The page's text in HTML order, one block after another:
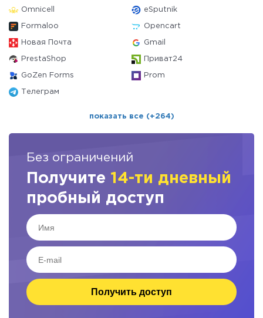
Omnicell eSputnik
Formaloo Opencart
Новая Почта Gmail
PrestaShop Приват24
GoZen Forms Prom
Телеграм
показать все (+264)
Без ограничений
Получите 14-ти дневный
пробный доступ
Получить доступ